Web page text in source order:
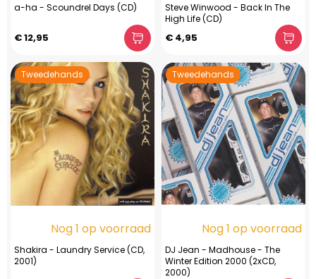
a-ha - Scoundrel Days (CD)
€ 12,95
Steve Winwood - Back In The
High Life (CD)
€ 4,95
Tweedehands
Nog 1 op voorraad
Shakira - Laundry Service (CD,
2001)
Tweedehands
Nog 1 op voorraad
DJ Jean - Madhouse - The
Winter Edition 2000 (2xCD,
2000)